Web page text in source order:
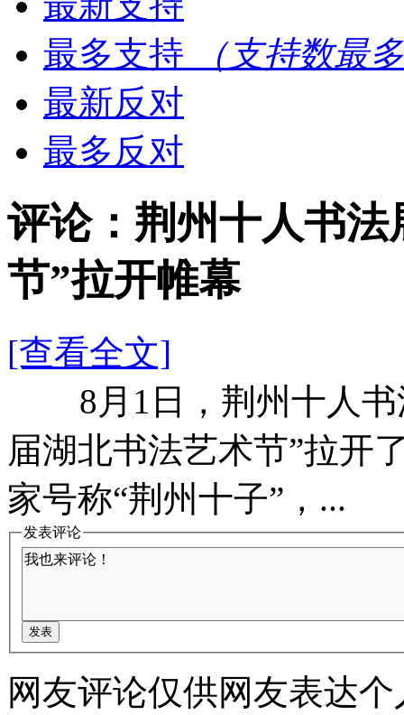
最多支持
（支持数最
最新反对
最多反对
评论：荆州十人书
节”拉开帷幕
[查看全文]
8月1日，荆州十人书
届湖北书法艺术节”拉
家号称“荆州十子”，...
发表评论
网友评论仅供网友表达